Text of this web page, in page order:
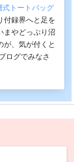
式トートバッグ
付録界へと足を
まやどっぷり沼
が、気が付くと
ログでみなさ